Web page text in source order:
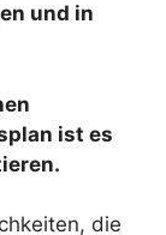
und in
ist es
die